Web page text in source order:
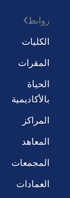
روابط
الكليات
المقرات
الحياة
بالأكاديمية
المراكز
المعاهد
المجمعات
العمادات